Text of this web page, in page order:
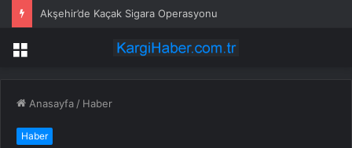
Akşehir’de Kaçak Sigara Operasyonu
Menü
Anasayfa / Haber
Haber